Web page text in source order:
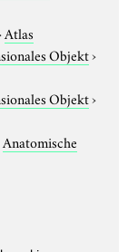
Atlas
Objekt›
Objekt›
Anatomische